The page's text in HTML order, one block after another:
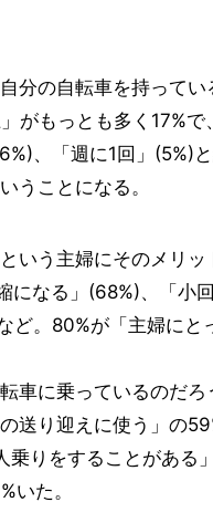
分の自転車を持って
がもっとも多く17%
、「週に1回」(5%)
うことになる。
いう主婦にそのメリ
になる」(68%)、「小
ど。80%が「主婦に
車に乗っているのだ
送り迎えに使う」の
乗りをすることがあ
いた。